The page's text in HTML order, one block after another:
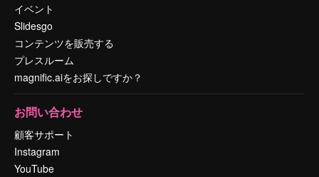
イベント
Slidesgo
コンテンツを販売する
プレスルーム
magnific.aiをお探しですか？
お問い合わせ
顧客サポート
Instagram
YouTube